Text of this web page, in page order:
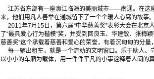
江苏省东部有一座濒江临海的美丽城市——南通。在这座
来，他们用凡人善举在通城留下了一个个暖人心窝的故
2011年7月15日，第六届“中华慈善奖”表彰大会在北京
了“最具爱心行为楷模”奖，并受到回良玉、华建敏、张
慈善奖”这个承载着慈善和爱心的荣誉，有着沉甸甸的分量
每一辆出租车，就是一个流动的文明窗口。乐于助人、
以小小的车厢为载体，用一件件平凡的小事诠释着人间的